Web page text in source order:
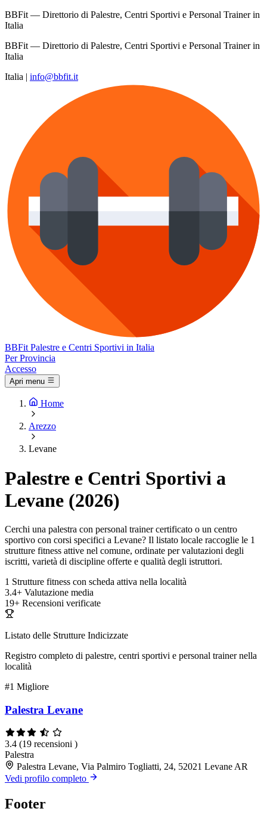
BBFit — Direttorio di Palestre, Centri Sportivi e Personal Trainer in
Italia
BBFit — Direttorio di Palestre, Centri Sportivi e Personal Trainer in
Italia
Italia | info@bbfit.it
BBFit Palestre e Centri Sportivi in Italia
Per Provincia
Accesso
Apri menu
Home
Arezzo
Levane
Palestre e Centri Sportivi a
Levane (2026)
Cerchi una palestra con personal trainer certificato o un centro
sportivo con corsi specifici a Levane? Il listato locale raccoglie le 1
strutture fitness attive nel comune, ordinate per valutazioni degli
iscritti, varietà di discipline offerte e qualità degli istruttori.
1 Strutture fitness con scheda attiva nella località
3.4+ Valutazione media
19+ Recensioni verificate
Listato delle Strutture Indicizzate
Registro completo di palestre, centri sportivi e personal trainer nella
località
#1 Migliore
Palestra Levane
3.4 (19 recensioni )
Palestra
Palestra Levane, Via Palmiro Togliatti, 24, 52021 Levane AR
Vedi profilo completo
Footer